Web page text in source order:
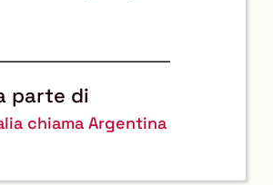
parte di
chiama Argentina